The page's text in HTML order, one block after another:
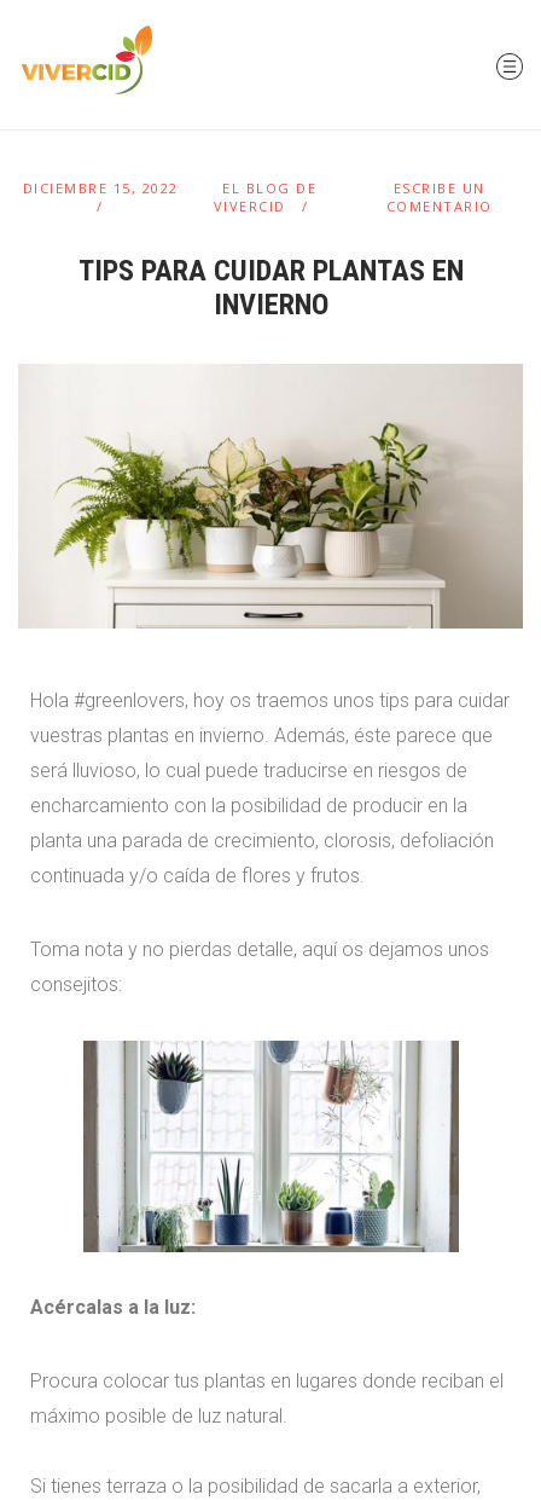
DICIEMBRE 15, 2022
EL BLOG DE
VIVERCID
ESCRIBE UN
COMENTARIO
TIPS PARA CUIDAR PLANTAS EN
INVIERNO
Hola #greenlovers, hoy os traemos unos tips para cuidar
vuestras plantas en invierno. Además, éste parece que
será lluvioso, lo cual puede traducirse en riesgos de
encharcamiento con la posibilidad de producir en la
planta una parada de crecimiento, clorosis, defoliación
continuada y/o caída de flores y frutos.
Toma nota y no pierdas detalle, aquí os dejamos unos
consejitos:
Acércalas a la luz:
Procura colocar tus plantas en lugares donde reciban el
máximo posible de luz natural.
Si tienes terraza o la posibilidad de sacarla a exterior,